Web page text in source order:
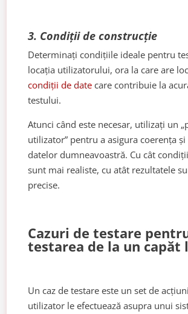
3. Condiții de construcție
Determinați condițiile ideale pentru
locația utilizatorului, ora la care are
condiții de date care contribuie la
testului.
Atunci când este necesar, utilizați un
utilizator” pentru a asigura coerența și
datelor dumneavoastră. Cu cât
sunt mai realiste, cu atât rezultatele
precise.
Cazuri de testare
testarea de la un capăt
Un caz de testare este un set de
utilizator le efectuează asupra unui